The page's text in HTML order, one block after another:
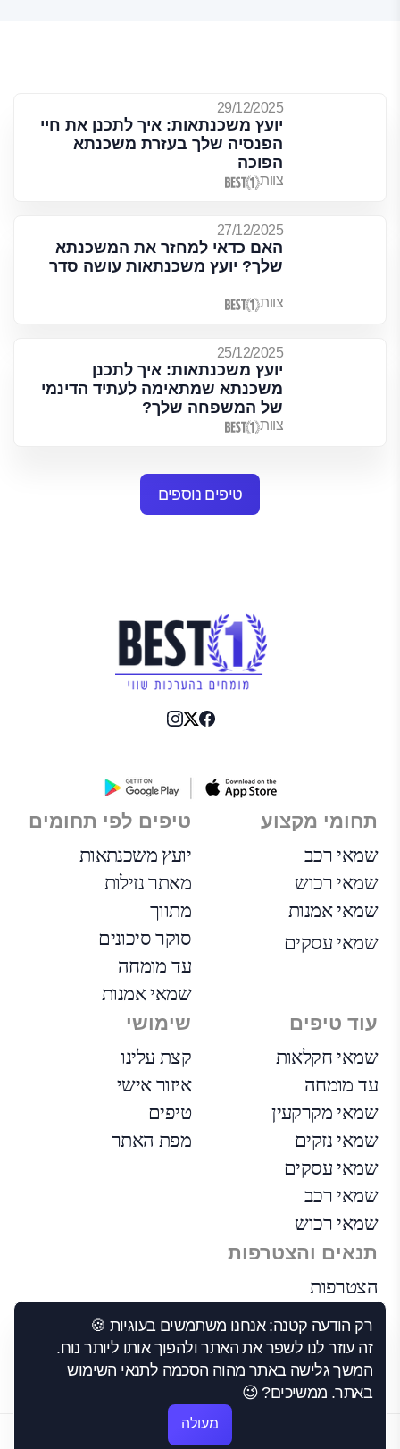
29/12/2025
יועץ משכנתאות: איך לתכנן את חיי
הפנסיה שלך בעזרת משכנתא
הפוכה
צוות
27/12/2025
האם כדאי למחזר את המשכנתא
שלך? יועץ משכנתאות עושה סדר
צוות
25/12/2025
יועץ משכנתאות: איך לתכנן
משכנתא שמתאימה לעתיד הדינמי
של המשפחה שלך?
צוות
טיפים נוספים
רק הודעה קטנה: אנחנו משתמשים בעוגיות 🍪
זה עוזר לנו לשפר את האתר ולהפוך אותו ליותר נוח.
המשך גלישה באתר מהוה הסכמה לתנאי השימוש
באתר. ממשיכים? 😉
מעולה
תחומי מקצוע
שמאי רכב
שמאי רכוש
שמאי אמנות
שמאי עסקים
טיפים לפי תחומים
יועץ משכנתאות
מאתר נזילות
מתווך
סוקר סיכונים
עד מומחה
שמאי אמנות
עוד טיפים
שמאי חקלאות
עד מומחה
שמאי מקרקעין
שמאי נזקים
שמאי עסקים
שמאי רכב
שמאי רכוש
שימושי
קצת עלינו
איזור אישי
טיפים
מפת האתר
תנאים והצטרפות
הצטרפות
תנאי שימוש
הצהרת נגישות